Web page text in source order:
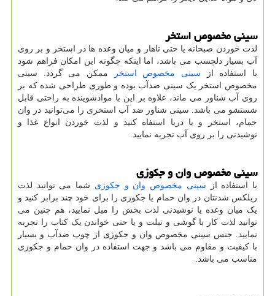
سینی مخصوص استخر
لذت خوردن صبحانه یا حتی ناهار و میان وعده ها در استخر و بر روی
آب بسیار دلچسب می باشد، اما اینکه چگونه این امکان فراهم شود
با استفاده از سینی مخصوص استخر
ممکن می گردد. سینی
مخصوص استخر یک سینی ضدآب بوده و طوری طراحی شده که بر
روی آب شناور می ماند، علاوه بر این با موادشوینده به راحتی قابل
شستشو می باشد. سینی شناور ضد آب استخری را می‌توانید در وان
حمام، استخر و یا دریا استفاه کنید و لذت خوردن انواع غذا و
نوشیدنی را بر روی آب تجربه نمایید.
سینی مخصوص وان و جکوزی
با استفاده از سینی مخصوص وان و جکوزی شما می توانید لذت
ریلکس شدنتان در وان حمام یا جکوزی را برای خود چند برابر کنید و
یک میان وعده یا نوشیدنی لذت بخش را میل نمایید، هم چنین می
توانید لذت کار با گوشی و تبلت و یا حتی خواندن یک کتاب را تجربه
نمایید. جنس سینی مخصوص وان و جکوزی از چوب ضدآب و بسیار
با کیفیت و مقاوم می باشد و جهت استفاده در وان حمام و جکوزی
مناسب می باشد.